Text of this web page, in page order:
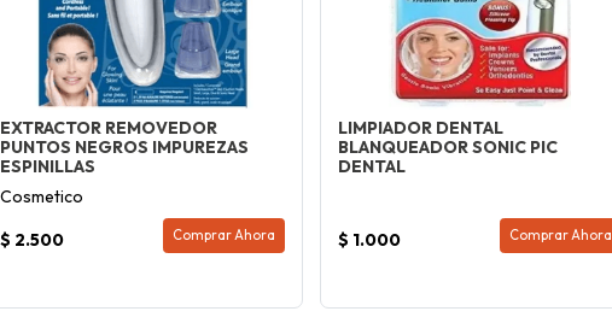
EXTRACTOR REMOVEDOR
PUNTOS NEGROS IMPUREZAS
ESPINILLAS
Cosmetico
$ 2.500
Comprar Ahora
LIMPIADOR DENTAL
BLANQUEADOR SONIC PIC
DENTAL
$ 1.000 Comprar Ahora